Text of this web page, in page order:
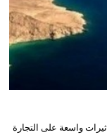
واسعة على التجارة